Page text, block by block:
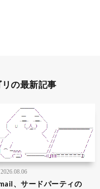
の最新記事
2026.08.06
、サードパーティの